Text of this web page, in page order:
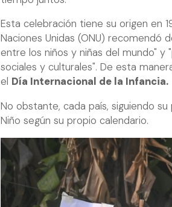
Esta celebración tiene su origen en
Naciones Unidas (ONU) recomendó
entre los niños y niñas del mundo"
sociales y culturales". De esta
el Día Internacional de la Infancia.
No obstante, cada país, siguiendo
Niño según su propio calendario.